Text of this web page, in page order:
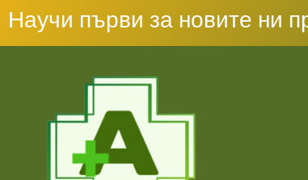
Научи първи за новите ни